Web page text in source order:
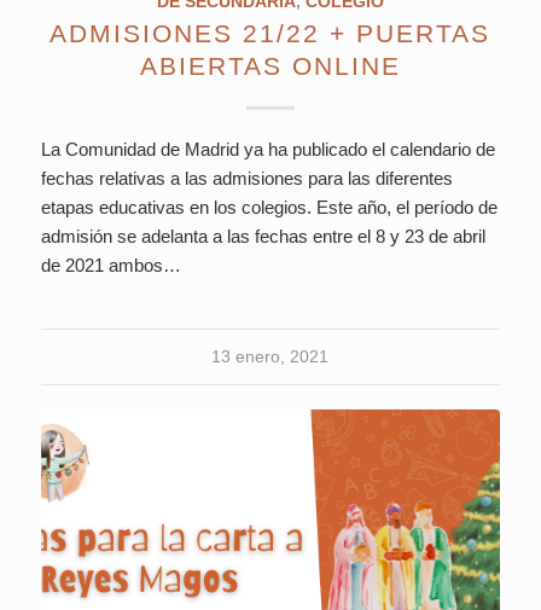
ADMISIONES 21/22 + PUERTAS
ABIERTAS ONLINE
La Comunidad de Madrid ya ha publicado el calendario de
fechas relativas a las admisiones para las diferentes
etapas educativas en los colegios. Este año, el período de
admisión se adelanta a las fechas entre el 8 y 23 de abril
de 2021 ambos…
13 enero, 2021